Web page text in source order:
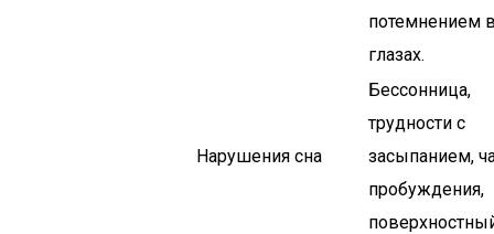
потемнением
глазах.
Нарушения сна
Бессонница,
трудности с
засыпанием,
пробуждения,